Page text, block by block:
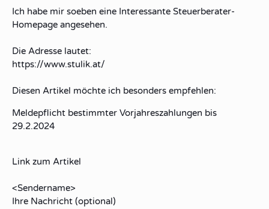
Ich habe mir soeben eine Interessante Steuerberater-
Homepage angesehen.
Die Adresse lautet:
https://www.stulik.at/
Diesen Artikel möchte ich besonders empfehlen:
Meldepflicht bestimmter Vorjahreszahlungen bis
29.2.2024
Link zum Artikel
<Sendername>
Ihre Nachricht (optional)